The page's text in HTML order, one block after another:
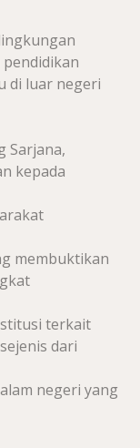
di luar negeri
Sarjana,
kepada
membuktikan
terkait
dari
negeri yang